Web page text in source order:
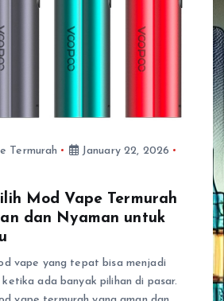
Termurah
January 22, 2026
Mod Vape Termurah
dan Nyaman untuk
vape yang tepat bisa menjadi
ada banyak pilihan di pasar.